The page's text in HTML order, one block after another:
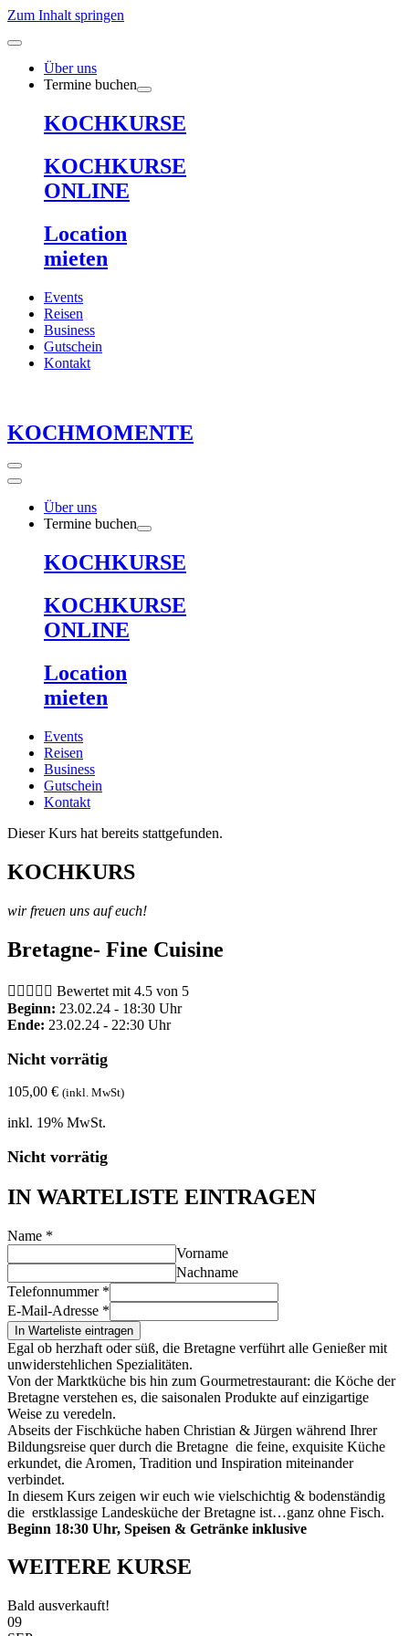
Zum Inhalt springen
Über uns
Termine buchen
KOCHKURSE
KOCHKURSE
ONLINE
Location
mieten
Events
Reisen
Business
Gutschein
Kontakt
KOCHMOMENTE
Über uns
Termine buchen
KOCHKURSE
KOCHKURSE
ONLINE
Location
mieten
Events
Reisen
Business
Gutschein
Kontakt
Dieser Kurs hat bereits stattgefunden.
KOCHKURS
wir freuen uns auf euch!
Bretagne- Fine Cuisine
     Bewertet mit 4.5 von 5
Beginn: 23.02.24 - 18:30 Uhr
Ende: 23.02.24 - 22:30 Uhr
Nicht vorrätig
105,00 € (inkl. MwSt)
inkl. 19% MwSt.
Nicht vorrätig
IN WARTELISTE EINTRAGEN
Name *
Vorname
Nachname
Telefonnummer *
E-Mail-Adresse *
In Warteliste eintragen
Egal ob herzhaft oder süß, die Bretagne verführt alle Genießer mit
unwiderstehlichen Spezialitäten.
Von der Marktküche bis hin zum Gourmetrestaurant: die Köche der
Bretagne verstehen es, die saisonalen Produkte auf einzigartige
Weise zu veredeln.
Abseits der Fischküche haben Christian & Jürgen während Ihrer
Bildungsreise quer durch die Bretagne die feine, exquisite Küche
erkundet, die Aromen, Tradition und Inspiration miteinander
verbindet.
In diesem Kurs zeigen wir euch wie vielschichtig & bodenständig
die erstklassige Landesküche der Bretagne ist…ganz ohne Fisch.
Beginn 18:30 Uhr, Speisen & Getränke inklusive
WEITERE KURSE
Bald ausverkauft!
09